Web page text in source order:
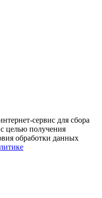
сервис для сбора
целью получения
обработки данных